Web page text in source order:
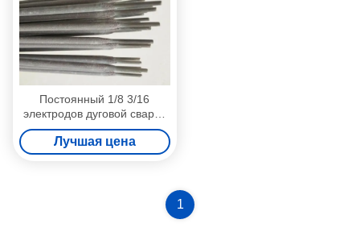
Постоянный 1/8 3/16
электродов дуговой сварки
EP6011 6013
Лучшая цена
1